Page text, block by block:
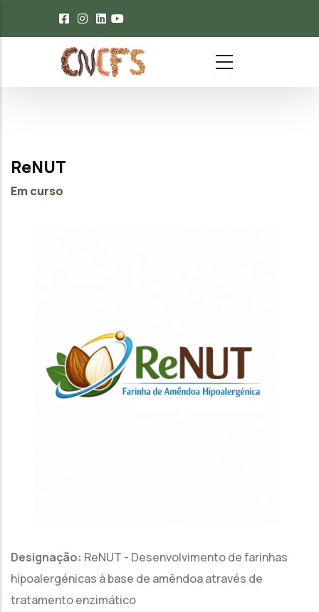
Passar para o conteúdo principal
ReNUT
Em curso
Designação: ReNUT - Desenvolvimento de farinhas
hipoalergénicas à base de amêndoa através de
tratamento enzimático